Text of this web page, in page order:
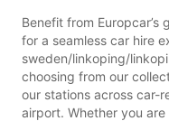
Benefit from Europcar’s
for a seamless car hire
sweden/linkoping/
choosing from our
our stations across car-
airport. Whether you